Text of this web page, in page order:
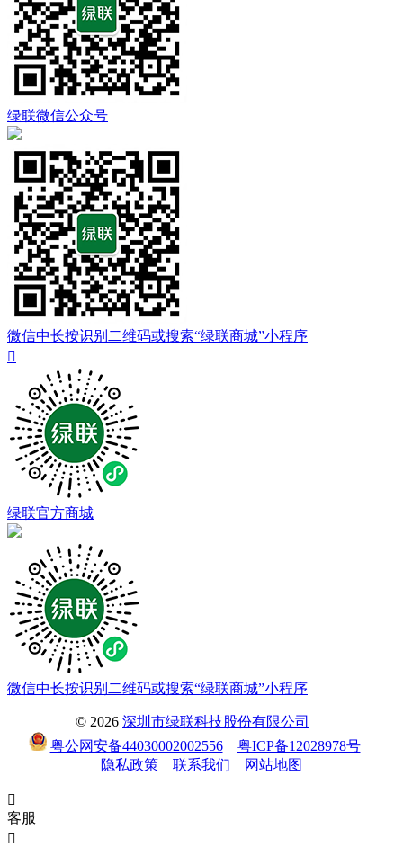
绿联微信公众号
微信中长按识别二维码或搜索“绿联商城”小程序

绿联官方商城
微信中长按识别二维码或搜索“绿联商城”小程序
© 2026 深圳市绿联科技股份有限公司
粤公网安备44030002002556
粤ICP备12028978号
隐私政策
联系我们 网站地图

客服
